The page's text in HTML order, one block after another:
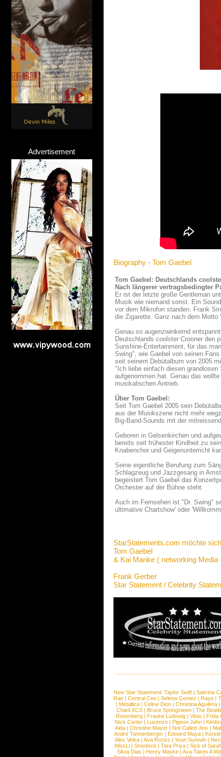
Advertisement
Biography - Tom Gaebel
Tom Gaebel: Deutschlands
Nach längerer vertragsbedingter
Er ist der letzte große Gentleman
Musik wie niemand sonst. Ein
vor dem Mikrofon standen. Frank
die Zigarette. Ganz nach dem Motto
Genau so augenzwinkernd
Deutschlands coolster Crooner den
Sunshine-Entertainment, für das
Swing", wie Gaebel von seinen
seit seinem Debütalbum von 2005
"Ich liebe einfach diesen
aufgenommen hat. Genau das
musikalischen Antrieb.
Über Tom Gaebel:
Seit Tom Gaebel 2005 sein
aus der Musikszene nicht mehr
Big-Band-Sounds mit der
Geboren in Gelsenkirchen und
bereits seit frühester Kindheit zu
Knabenchor und Geigenunterricht
Seine eigentliche Berufung zum
Schlagzeug und Jazzgesang in
begeistert Tom Gaebel das
Orchester auf der Bühne steht.
Auch im Fernsehen ist "Dr. Swing"
ultimative Chartshow' oder
StarStatements.com möchte
Tom Gaebel
& Kai Manke ( networking Media
Frank Gerber
Star Statement / Celebrity
New Star Statement: Taylor Swift | Sabrina
Rae |Central Cee |Selena Gomez |Raye |
| Metallica | Celine Dion | Christina Aguilera |
Charli XCX |Bruce Springsteen |The
Rosenberg | Frauke Ludowig | Vitas | Frida
Nick Carter | Lucenzo | Pigeon John |
Aida |Christine Mayer |Not Called Jinx |
Andre Tannenberger | Edward Maya |
Alex Velea | Ava Rocks | Youn Sunnah |
MissLi | Shonlock | Tara Priya | Sick of
Silvia Dias |Henry Maske |Ava Takes A